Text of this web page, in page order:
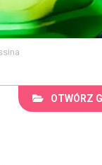
OTWÓRZ